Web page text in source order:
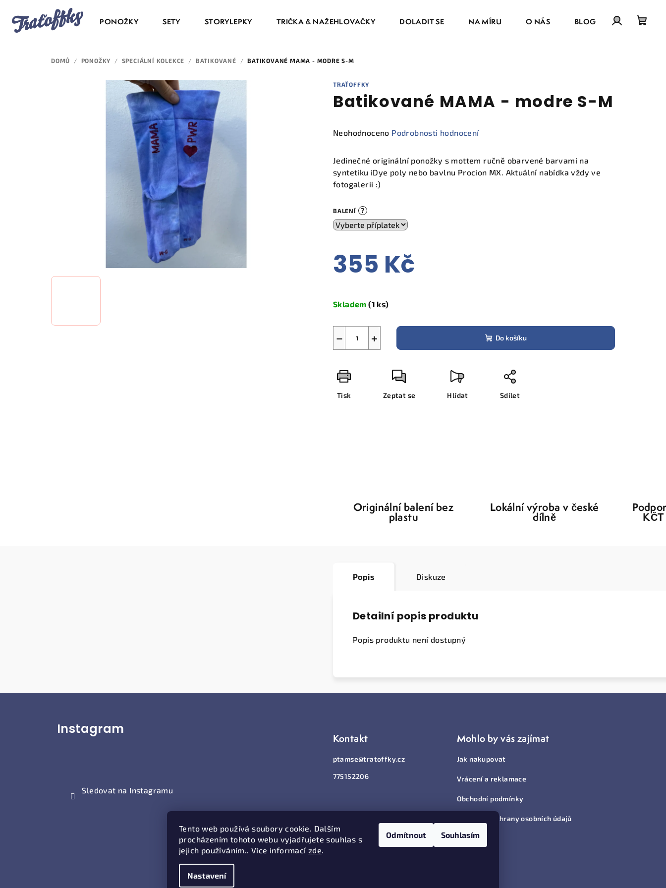
Tento web používá soubory cookie. Dalším
procházením tohoto webu vyjadřujete souhlas s
jejich používáním.. Více informací zde.
Nastavení
Odmítnout Souhlasím
obsah
PONOŽKY SETY STORYLEPKY TRIČKA & NAŽEHLOVAČKY DOLADIT SE NA MÍRU O NÁS BLOG
DOMŮ / PONOŽKY / SPECIÁLNÍ KOLEKCE / BATIKOVANÉ / BATIKOVANÉ MAMA - MODRE S-M
TRAŤOFFKY
Batikované MAMA - modre S-M
Průměrné
produktu
0,0
hvězdiček.
Neohodnoceno Podrobnosti hodnocení
Jedinečné originální ponožky s mottem ručně obarvené barvami na
syntetiku iDye poly nebo bavlnu Procion MX. Aktuální nabídka vždy ve
fotogalerii :)
BALENÍ ?
355 Kč
cena:
Skladem(1 ks)
+
− Do košíku
Tisk Zeptat se Hlídat Sdílet
Originální balení bez
plastu
Lokální výroba v české
dílně
Popis Diskuze
Detailní popis produktu
Popis produktu není dostupný
Kontakt
ptamse@tratoffky.cz
775152206
Instagram
Sledovat na Instagramu
Mohlo by vás zajímat
Jak nakupovat
Vrácení a reklamace
Obchodní podmínky
Podmínky ochrany osobních údajů
BLOG